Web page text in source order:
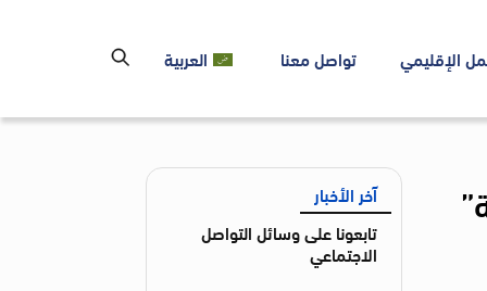
الإقليمي تواصل معنا العربية
آخر الأخبار
تابعونا على وسائل التواصل
الاجتماعي